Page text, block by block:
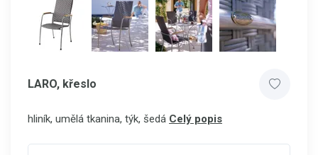
LARO, křeslo
hliník, umělá tkanina, týk, šedá Celý popis